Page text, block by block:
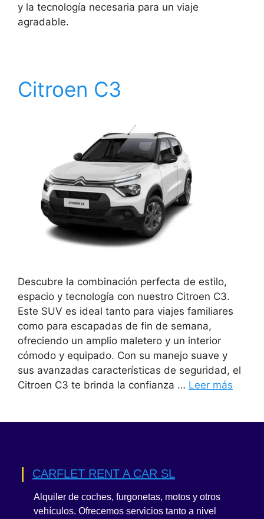
y la tecnología necesaria para un viaje
agradable.
Citroen C3
Descubre la combinación perfecta de estilo,
espacio y tecnología con nuestro Citroen C3.
Este SUV es ideal tanto para viajes familiares
como para escapadas de fin de semana,
ofreciendo un amplio maletero y un interior
cómodo y equipado. Con su manejo suave y
sus avanzadas características de seguridad, el
Citroen C3 te brinda la confianza … Leer más
CARFLET RENT A CAR SL
Alquiler de coches, furgonetas, motos y otros
vehículos. Ofrecemos servicios tanto a nivel